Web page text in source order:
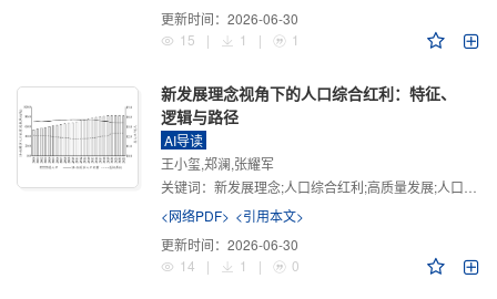
更新时间： 2026-06-30
15
| 1 | 1
新发展理念视角下的人口综合红利：特征、
逻辑与路径
AI导读
王小玺,郑澜,张耀军
关键词： 新发展理念;人口综合红利;高质量发展;人口政策;中国式现代化
<网络PDF> <引用本文>
更新时间： 2026-06-30
14
| 1 | 0